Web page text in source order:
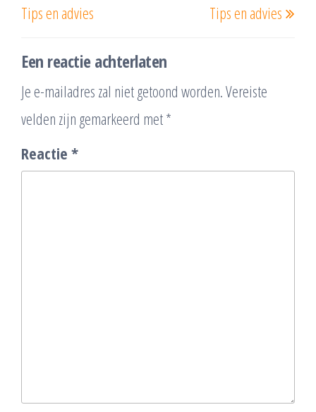
Tips en advies
Tips en advies
Een reactie achterlaten
Je e-mailadres zal niet getoond worden.Vereiste
velden zijn gemarkeerd met*
Reactie *